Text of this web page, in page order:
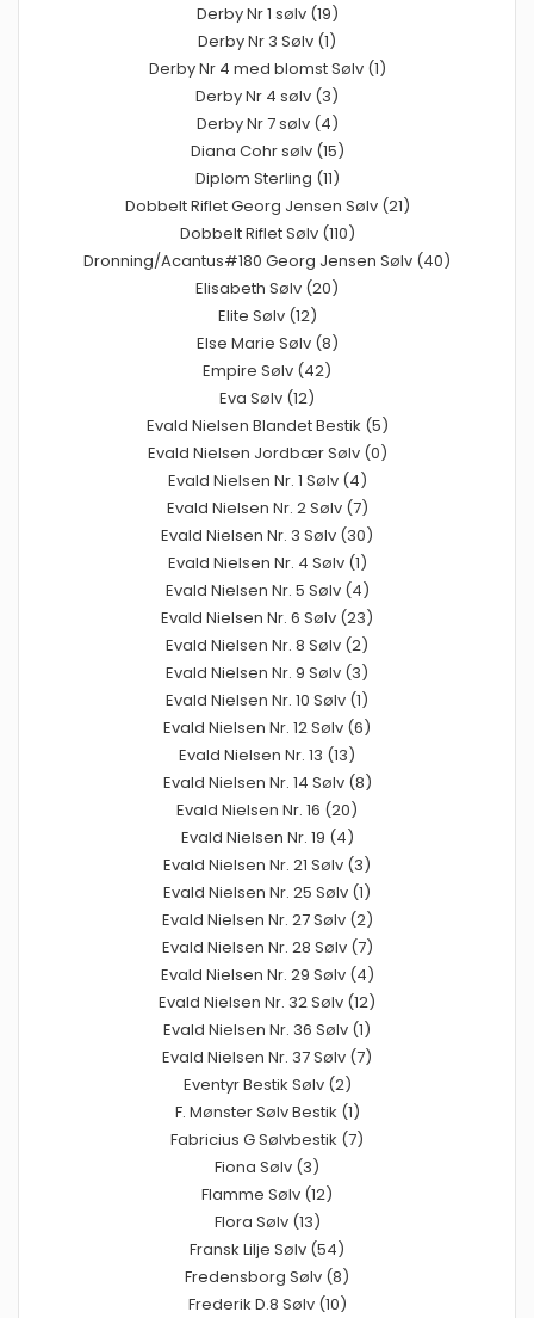
Derby Nr 1 sølv (19)
Derby Nr 3 Sølv (1)
Derby Nr 4 med blomst Sølv (1)
Derby Nr 4 sølv (3)
Derby Nr 7 sølv (4)
Diana Cohr sølv (15)
Diplom Sterling (11)
Dobbelt Riflet Georg Jensen Sølv (21)
Dobbelt Riflet Sølv (110)
Dronning/Acantus#180 Georg Jensen Sølv (40)
Elisabeth Sølv (20)
Elite Sølv (12)
Else Marie Sølv (8)
Empire Sølv (42)
Eva Sølv (12)
Evald Nielsen Blandet Bestik (5)
Evald Nielsen Jordbær Sølv (0)
Evald Nielsen Nr. 1 Sølv (4)
Evald Nielsen Nr. 2 Sølv (7)
Evald Nielsen Nr. 3 Sølv (30)
Evald Nielsen Nr. 4 Sølv (1)
Evald Nielsen Nr. 5 Sølv (4)
Evald Nielsen Nr. 6 Sølv (23)
Evald Nielsen Nr. 8 Sølv (2)
Evald Nielsen Nr. 9 Sølv (3)
Evald Nielsen Nr. 10 Sølv (1)
Evald Nielsen Nr. 12 Sølv (6)
Evald Nielsen Nr. 13 (13)
Evald Nielsen Nr. 14 Sølv (8)
Evald Nielsen Nr. 16 (20)
Evald Nielsen Nr. 19 (4)
Evald Nielsen Nr. 21 Sølv (3)
Evald Nielsen Nr. 25 Sølv (1)
Evald Nielsen Nr. 27 Sølv (2)
Evald Nielsen Nr. 28 Sølv (7)
Evald Nielsen Nr. 29 Sølv (4)
Evald Nielsen Nr. 32 Sølv (12)
Evald Nielsen Nr. 36 Sølv (1)
Evald Nielsen Nr. 37 Sølv (7)
Eventyr Bestik Sølv (2)
F. Mønster Sølv Bestik (1)
Fabricius G Sølvbestik (7)
Fiona Sølv (3)
Flamme Sølv (12)
Flora Sølv (13)
Fransk Lilje Sølv (54)
Fredensborg Sølv (8)
Frederik D.8 Sølv (10)